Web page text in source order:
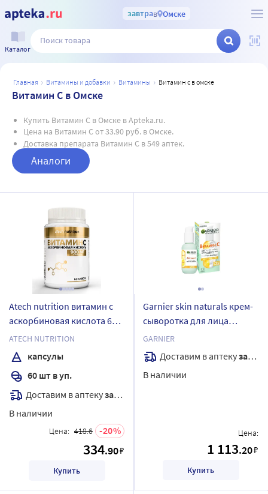
завтрав Омске
Каталог
главная витамины и добавки витамины витамин с в омске
Витамин С в Омске
Купить Витамин С в Омске в Apteka.ru.
Цена на Витамин С от 33.90 руб. в Омске.
Доставка препарата Витамин С в 549 аптек.
Аналоги
Atech nutrition витамин с
аскорбиновая кислота 60
шт. капсулы массой 620 мг
ATECH NUTRITION
капсулы
60 шт в уп.
Доставим в аптекузавтра
В наличии
Цена: 418.6 20
334.90₽
Купить
Garnier skin naturals крем-
сыворотка для лица
витамин с 50 мл
GARNIER
Доставим в аптекузавтра
В наличии
Цена:
1 113.20₽
Купить